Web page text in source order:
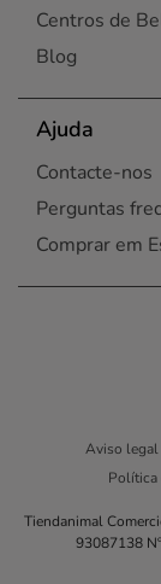
Centros de
Blog
Ajuda
Contacte-nos
Perguntas
Comprar em
Aviso legal
Política
Tiendanimal
93087138